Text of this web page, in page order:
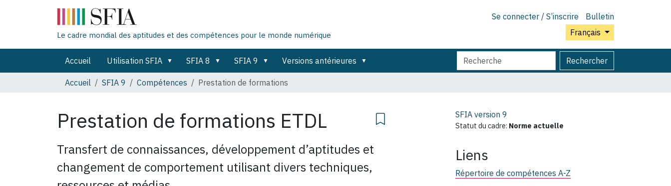
Se connecter / S’inscrire
Bulletin
Français
Le cadre mondial des aptitudes et des compétences pour le monde numérique
Accueil Utilisation SFIA SFIA 8 SFIA 9 Versions antérieures
Chercher
par
Rechercher
Recherche
avancée…
Accueil
SFIA 9 Compétences Prestation de formations
Prestation de formations ETDL
Transfert de connaissances, développement d’aptitudes et
changement de comportement utilisant divers techniques,
SFIA version 9
Statut du cadre: Norme actuelle
Liens
Répertoire de compétences A-Z